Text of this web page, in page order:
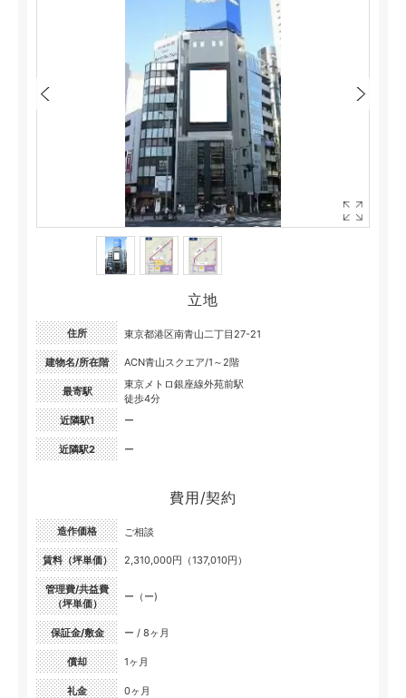
立地
住所 東京都港区南青山二丁目27-21
建物名/所在階 ACN青山スクエア/1～2階
最寄駅
東京メトロ銀座線外苑前駅
徒歩4分
近隣駅1
ー
近隣駅2 ー
費用/契約
造作価格 ご相談
賃料（坪単価） 2,310,000円（137,010円）
管理費/共益費
（坪単価）
ー（ー)
保証金/敷金 ー / 8ヶ月
償却 1ヶ月
礼金 0ヶ月